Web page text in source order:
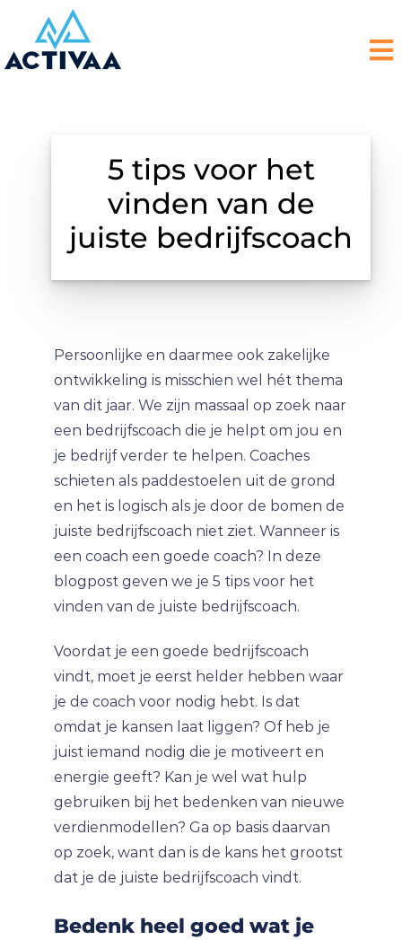
5 tips voor het
vinden van de
juiste bedrijfscoach
Persoonlijke en daarmee ook zakelijke
ontwikkeling is misschien wel hét thema
van dit jaar. We zijn massaal op zoek naar
een bedrijfscoach die je helpt om jou en
je bedrijf verder te helpen. Coaches
schieten als paddestoelen uit de grond
en het is logisch als je door de bomen de
juiste bedrijfscoach niet ziet. Wanneer is
een coach een goede coach? In deze
blogpost geven we je 5 tips voor het
vinden van de juiste bedrijfscoach.
Voordat je een goede bedrijfscoach
vindt, moet je eerst helder hebben waar
je de coach voor nodig hebt. Is dat
omdat je kansen laat liggen? Of heb je
juist iemand nodig die je motiveert en
energie geeft? Kan je wel wat hulp
gebruiken bij het bedenken van nieuwe
verdienmodellen? Ga op basis daarvan
op zoek, want dan is de kans het grootst
dat je de juiste bedrijfscoach vindt.
Bedenk heel goed wat je